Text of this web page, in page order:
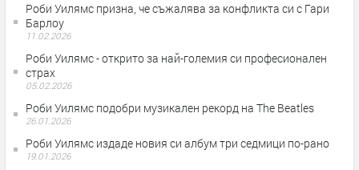
Роби Уилямс призна, че съжалява за конфликта си с Гари
Барлоу
11.02.2026
Роби Уилямс - открито за най-големия си професионален
страх
05.02.2026
Роби Уилямс подобри музикален рекорд на The Beatles
26.01.2026
Роби Уилямс издаде новия си албум три седмици по-рано
19.01.2026